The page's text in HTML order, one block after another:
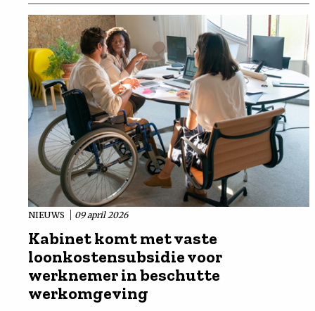
NIEUWS 09 april 2026
Kabinet komt met vaste
loonkostensubsidie voor
werknemer in beschutte
werkomgeving